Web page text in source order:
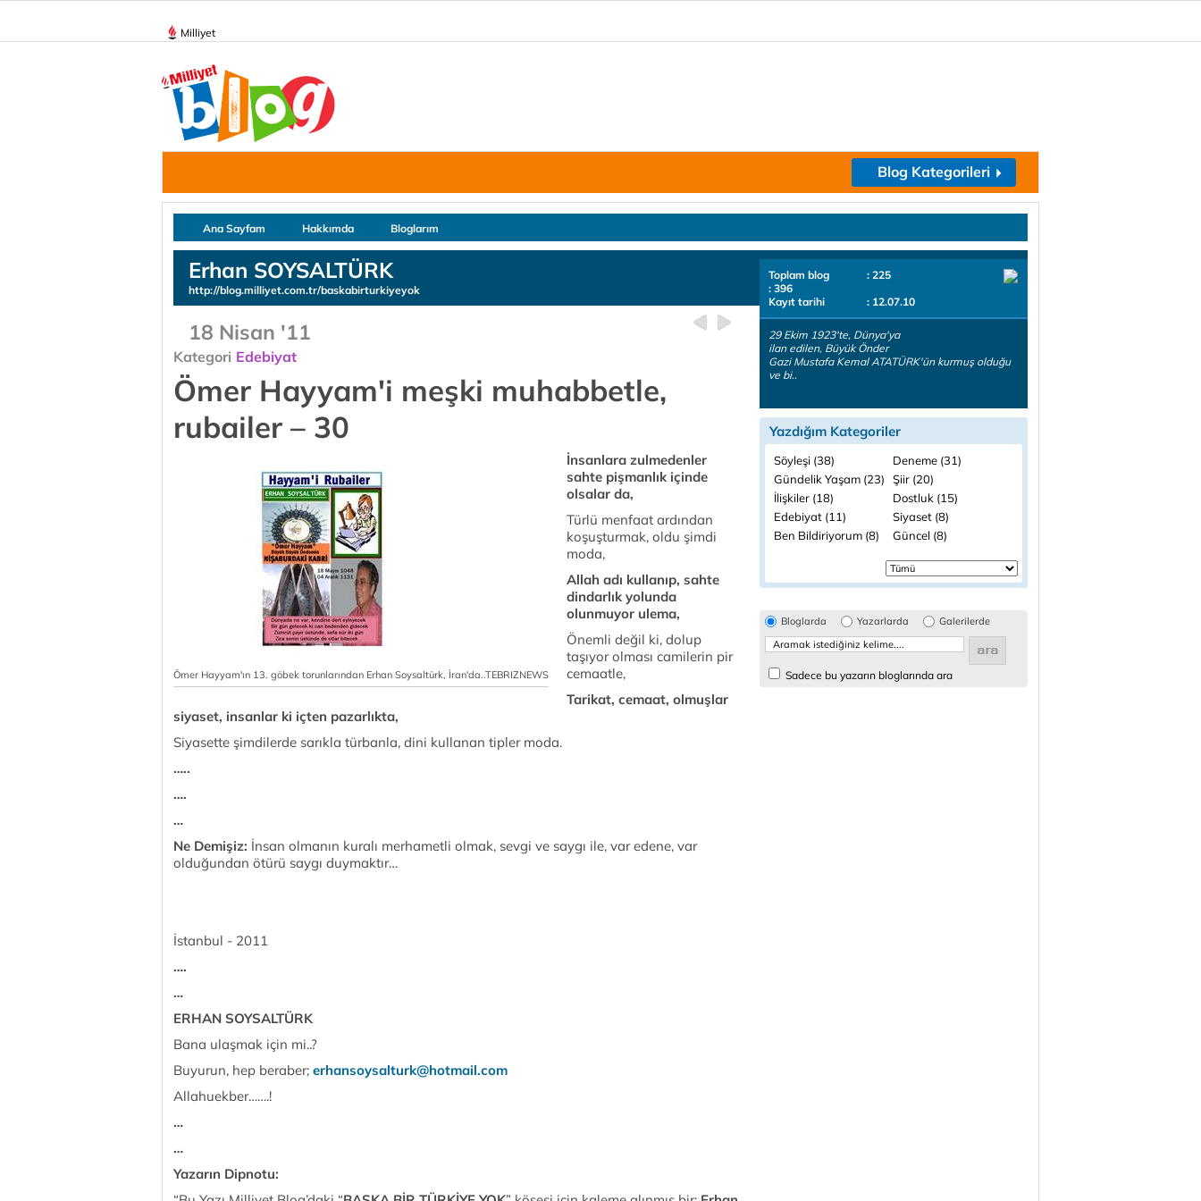
Milliyet
Blog Kategorileri
Ana Sayfam Hakkımda Bloglarım
Erhan SOYSALTÜRK
http://blog.milliyet.com.tr/baskabirturkiyeyok
18 Nisan '11
Kategori Edebiyat
Ömer Hayyam'i meşki muhabbetle,
rubailer – 30
Ömer Hayyam'ın 13. göbek torunlarından Erhan Soysaltürk, İran'da..TEBRIZNEWS
İnsanlara zulmedenler
sahte pişmanlık içinde
olsalar da,
Türlü menfaat ardından
koşuşturmak, oldu şimdi
moda,
Allah adı kullanıp, sahte
dindarlık yolunda
olunmuyor ulema,
Önemli değil ki, dolup
taşıyor olması camilerin pir
cemaatle,
Tarikat, cemaat, olmuşlar
siyaset, insanlar ki içten pazarlıkta,
Siyasette şimdilerde sarıkla türbanla, dini kullanan tipler moda.
…..
….
…
Ne Demişiz: İnsan olmanın kuralı merhametli olmak, sevgi ve saygı ile, var edene, var
olduğundan ötürü saygı duymaktır…
İstanbul - 2011
….
…
ERHAN SOYSALTÜRK
Bana ulaşmak için mi..?
Buyurun, hep beraber; erhansoysalturk@hotmail.com
Allahuekber…….!
…
…
Yazarın Dipnotu:
Toplam blog
: 225
: 396
Kayıt tarihi
: 12.07.10
29 Ekim 1923'te, Dünya'ya
ilan edilen, Büyük Önder
Gazi Mustafa Kemal ATATÜRK'ün kurmuş olduğu
ve bi..
Yazdığım Kategoriler
Söyleşi (38)
Deneme (31)
Gündelik Yaşam (23)
Şiir (20)
İlişkiler (18)
Dostluk (15)
Edebiyat (11)
Siyaset (8)
Ben Bildiriyorum (8)
Güncel (8)
Bloglarda Yazarlarda Galerilerde
Sadece bu yazarın bloglarında ara